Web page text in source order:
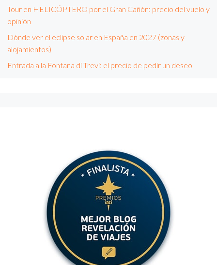
Tour en HELICÓPTERO por el Gran Cañón: precio del vuelo y
opinión
Dónde ver el eclipse solar en España en 2027 (zonas y
alojamientos)
Entrada a la Fontana di Trevi: el precio de pedir un deseo